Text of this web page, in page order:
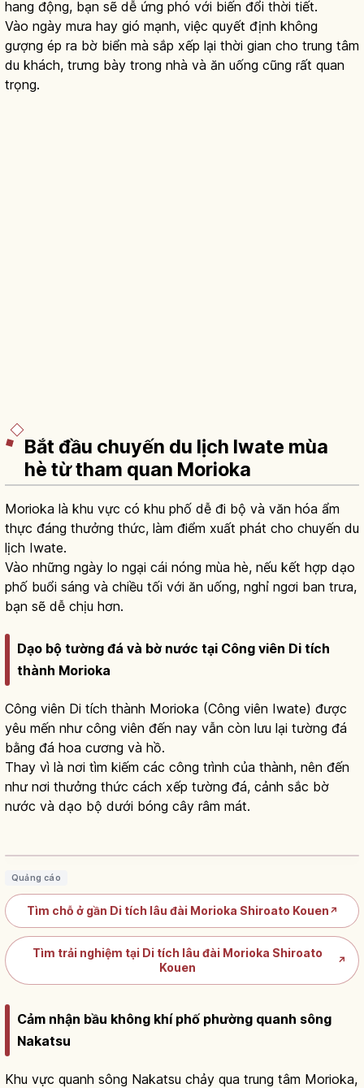
hang động, bạn sẽ dễ ứng phó với biến đổi thời tiết.
Vào ngày mưa hay gió mạnh, việc quyết định không
gượng ép ra bờ biển mà sắp xếp lại thời gian cho trung tâm
du khách, trưng bày trong nhà và ăn uống cũng rất quan
trọng.
Bắt đầu chuyến du lịch Iwate mùa
hè từ tham quan Morioka
Morioka là khu vực có khu phố dễ đi bộ và văn hóa ẩm
thực đáng thưởng thức, làm điểm xuất phát cho chuyến du
lịch Iwate.
Vào những ngày lo ngại cái nóng mùa hè, nếu kết hợp dạo
phố buổi sáng và chiều tối với ăn uống, nghỉ ngơi ban trưa,
bạn sẽ dễ chịu hơn.
Dạo bộ tường đá và bờ nước tại Công viên Di tích
thành Morioka
Công viên Di tích thành Morioka (Công viên Iwate) được
yêu mến như công viên đến nay vẫn còn lưu lại tường đá
bằng đá hoa cương và hồ.
Thay vì là nơi tìm kiếm các công trình của thành, nên đến
như nơi thưởng thức cách xếp tường đá, cảnh sắc bờ
nước và dạo bộ dưới bóng cây râm mát.
Công viên di tích Morioka ở Iwate:
Quảng cáo
Tìm chỗ ở gần Di tích lâu đài Morioka Shiroato Kouen ↗
Tìm trải nghiệm tại Di tích lâu đài Morioka Shiroato
Kouen
↗
Cảm nhận bầu không khí phố phường quanh sông
Nakatsu
Khu vực quanh sông Nakatsu chảy qua trung tâm Morioka,